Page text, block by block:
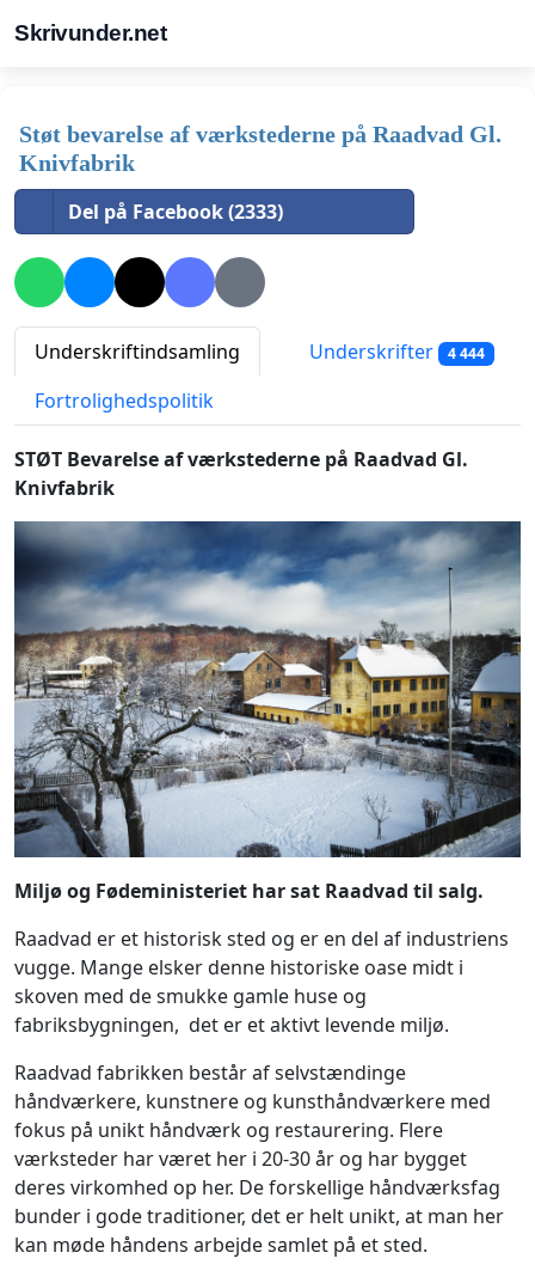
Skrivunder.net
Støt bevarelse af værkstederne på Raadvad Gl.
Knivfabrik
Del på Facebook (2333)
Underskriftindsamling Underskrifter 4 444
Fortrolighedspolitik
STØT Bevarelse af værkstederne på Raadvad Gl.
Knivfabrik
Miljø og Fødeministeriet har sat Raadvad til salg.
Raadvad er et historisk sted og er en del af industriens
vugge. Mange elsker denne historiske oase midt i
skoven med de smukke gamle huse og
fabriksbygningen, det er et aktivt levende miljø.
Raadvad fabrikken består af selvstændinge
håndværkere, kunstnere og kunsthåndværkere med
fokus på unikt håndværk og restaurering. Flere
værksteder har været her i 20-30 år og har bygget
deres virkomhed op her. De forskellige håndværksfag
bunder i gode traditioner, det er helt unikt, at man her
kan møde håndens arbejde samlet på et sted.